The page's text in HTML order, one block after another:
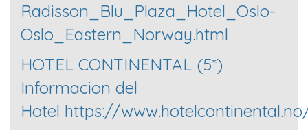
Radisson_Blu_Plaza_Hotel_Oslo-
Oslo_Eastern_Norway.html
HOTEL CONTINENTAL (5*)
Informacion del
Hotel https://